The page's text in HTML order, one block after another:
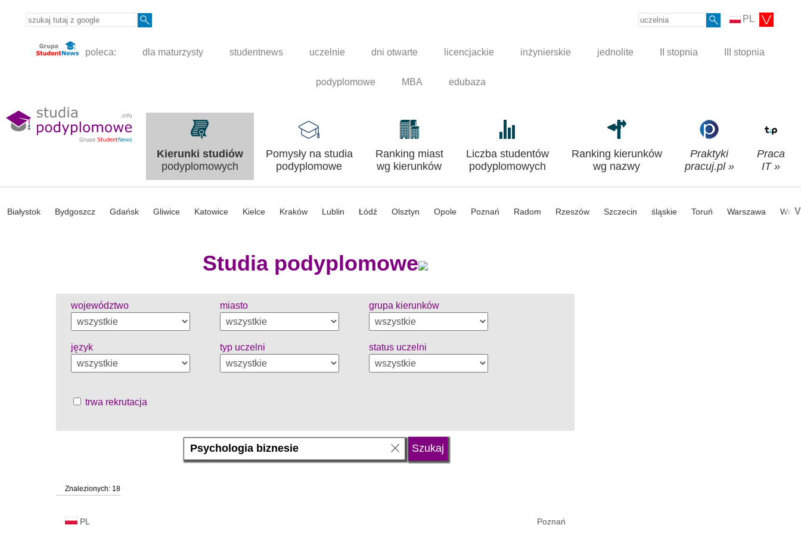
PL
poleca: dla maturzysty studentnews uczelnie dni otwarte licencjackie inżynierskie jednolite II stopnia III stopnia
podyplomowe MBA edubaza
Kierunki studiów
podyplomowych
Pomysły na studia
podyplomowe
Ranking miast
wg kierunków
Liczba studentów
podyplomowych
Ranking kierunków
wg nazwy
Praktyki
pracuj.pl »
Praca
IT »
Białystok Bydgoszcz Gdańsk Gliwice Katowice Kielce Kraków Lublin Łódź Olsztyn Opole Poznań Radom Rzeszów Szczecin śląskie Toruń Warszawa V
Studia podyplomowe
województwo miasto grupa kierunków
język typ uczelni status uczelni
trwa rekrutacja
Znalezionych: 18
PL Poznań